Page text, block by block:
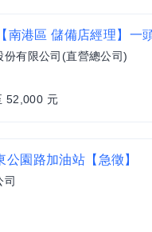
份有限公司(直營總公司)
52,000 元
公園路加油站【急徵】
司